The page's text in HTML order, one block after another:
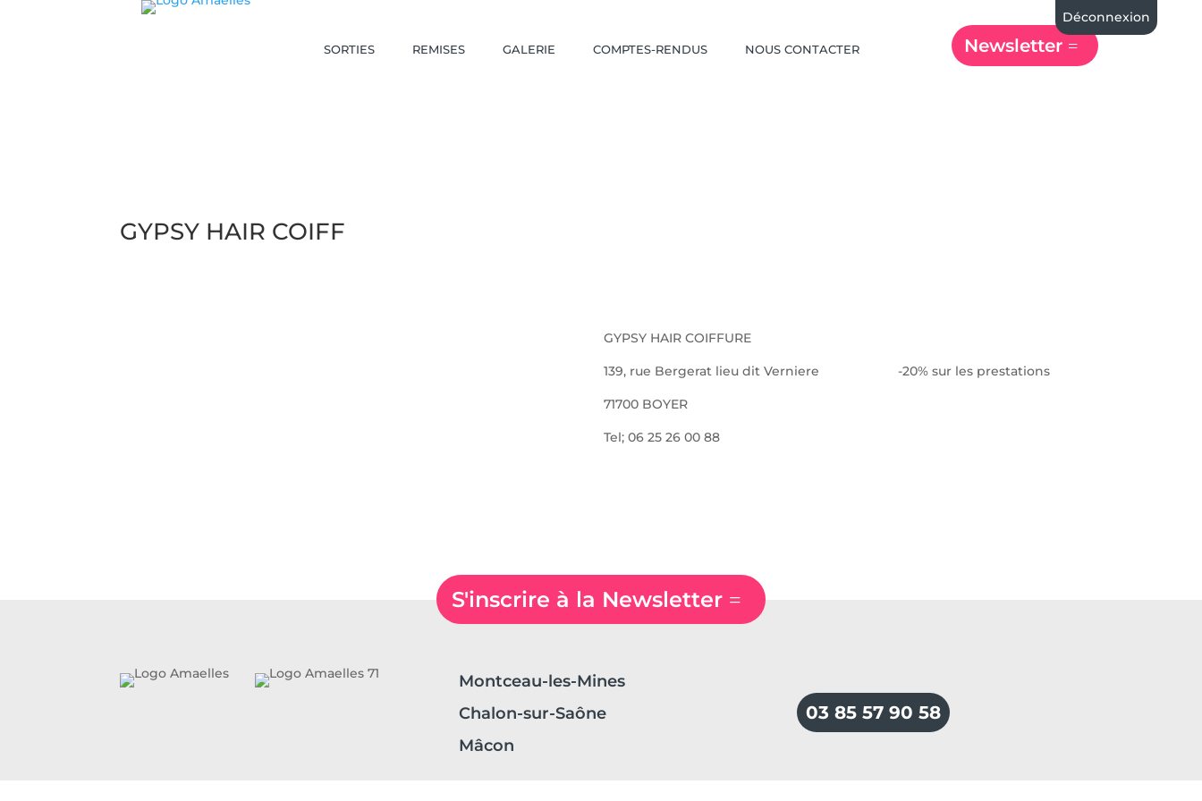
SORTIES REMISES GALERIE COMPTES-RENDUS NOUS CONTACTER Newsletter
Déconnexion
GYPSY HAIR COIFF
GYPSY HAIR COIFFURE
139, rue Bergerat lieu dit Verniere -20% sur les prestations
71700 BOYER
Tel; 06 25 26 00 88
S'inscrire à la Newsletter
Montceau-les-Mines
Chalon-sur-Saône
Mâcon
03 85 57 90 58